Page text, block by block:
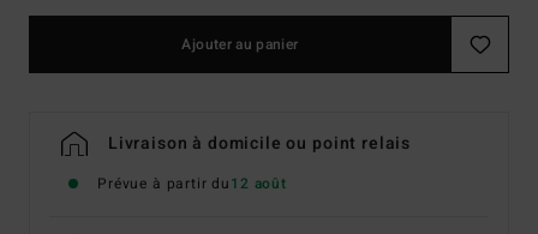
Ajouter au panier
Livraison à domicile ou point relais
Prévue à partir du12 août